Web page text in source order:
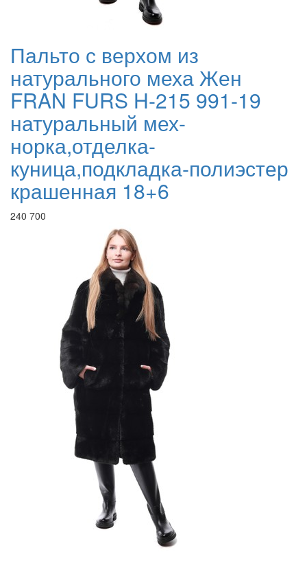
Пальто с верхом из
натурального меха Жен
FRAN FURS H-215 991-19
натуральный мех-
норка,отделка-
куница,подкладка-полиэстер
крашенная 18+6
240 700